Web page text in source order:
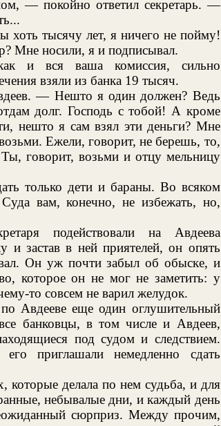
— покойно ответил секретарь. —
хоть тысячу лет, я ничего не пойму!
Мне носили, я и подписывал.
и вся ваша комиссия, сильно
взяли из банка 19 тысяч.
— Нешто я один должен? Ведь
долг. Господь с тобой! А кроме
нешто я сам взял эти деньги? Мне
Ежели, говорит, не берешь, то,
говорит, возьми и отцу мельницу
только дети и бараны. Во всяком
вам, конечно, не избежать, но,
подействовали на Авдеева
и застав в ней приятелей, он опять
Он уж почти забыл об обыске, и
которое он не мог не заметить: у
то совсем не варил желудок.
Авдееве еще один оглушительный
банковцы, в том числе и Авдеев,
под судом и следствием.
приглашали немедленно сдать
которые делала по нем судьба, и для
небывалые дни, и каждый день
сюрприз. Между прочим,